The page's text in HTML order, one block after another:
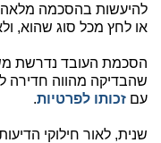
להיעשות בהסכמה מלאה
או לחץ מכל סוג שהוא,
הסכמת העובד נדרשת
שהבדיקה מהווה חדירה
עם זכותו לפרטיות.
שנית, לאור חילוקי